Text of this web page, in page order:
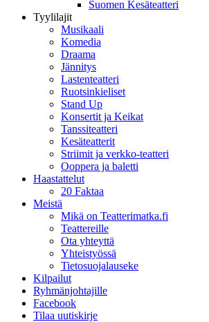
Suomen Kesäteatteri
Tyylilajit
Musikaali
Komedia
Draama
Jännitys
Lastenteatteri
Ruotsinkieliset
Stand Up
Konsertit ja Keikat
Tanssiteatteri
Kesäteatterit
Striimit ja verkko-teatteri
Ooppera ja baletti
Haastattelut
20 Faktaa
Meistä
Mikä on Teatterimatka.fi
Teattereille
Ota yhteyttä
Yhteistyössä
Tietosuojalauseke
Kilpailut
Ryhmänjohtajille
Facebook
Tilaa uutiskirje